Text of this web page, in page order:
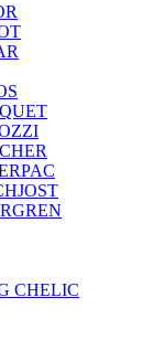
CHELIC